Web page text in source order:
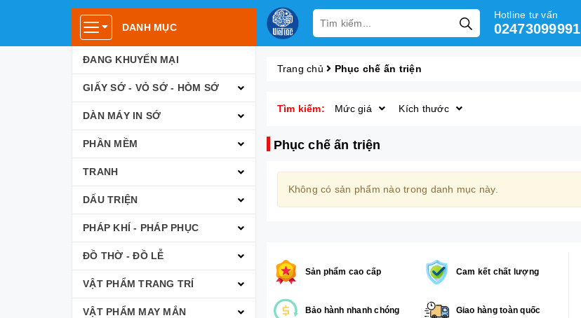
DANH MỤC
ĐANG KHUYẾN MẠI
GIẤY SỚ - VỎ SỚ - HÒM SỚ
DÀN MÁY IN SỚ
PHẦN MỀM
TRANH
DẤU TRIỆN
PHÁP KHÍ - PHÁP PHỤC
ĐỒ THỜ - ĐỒ LỄ
VẬT PHẨM TRANG TRÍ
VẬT PHẨM MAY MẮN
Hotline tư vấn
02473099991
Trang chủ Phục chế ấn triện
Tìm kiếm: Mức giá Kích thước
Phục chế ấn triện
Không có sản phẩm nào trong danh mục này.
Sản phẩm cao cấp Cam kết chất lượng
Bảo hành nhanh chóng Giao hàng toàn quốc